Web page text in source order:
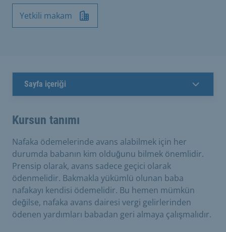
Yetkili makam
Sayfa içeriği
Kursun tanımı
Nafaka ödemelerinde avans alabilmek için her
durumda babanın kim olduğunu bilmek önemlidir.
Prensip olarak, avans sadece geçici olarak
ödenmelidir. Bakmakla yükümlü olunan baba
nafakayı kendisi ödemelidir. Bu hemen mümkün
değilse, nafaka avans dairesi vergi gelirlerinden
ödenen yardımları babadan geri almaya çalışmalıdır.